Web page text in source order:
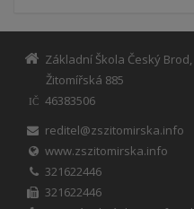
Základní Škola Český
Žitomířská 885
IČ
46383506
reditel@zszitomirska.info
www.zszitomirska.info
321622446
321622446